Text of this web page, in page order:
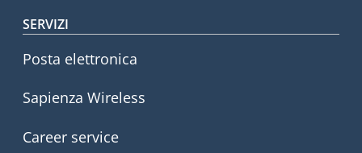
SERVIZI
Posta elettronica
Sapienza Wireless
Career service